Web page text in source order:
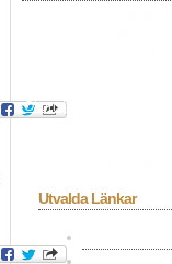
Okonstmuseet
Utvalda Länkar